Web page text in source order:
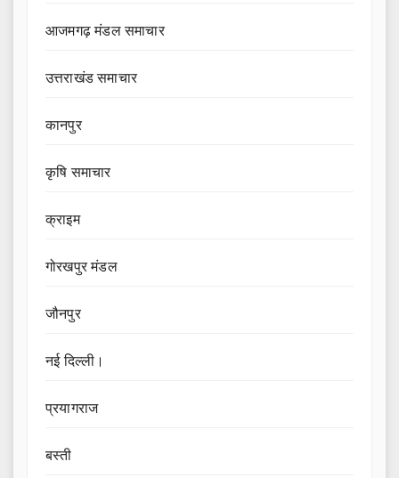
आजमगढ़ मंडल समाचार
उत्तराखंड समाचार
कानपुर
कृषि समाचार
क्राइम
गोरखपुर मंडल
जौनपुर
नई दिल्ली।
प्रयागराज
बस्ती